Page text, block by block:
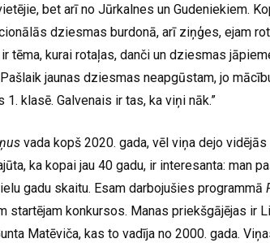
bet arī no Jūrkalnes un Gudeniekiem.
dziesmas burdonā, arī ziņģes, ejam
tēma, kurai rotaļas, danči un dziesmas
jaunas dziesmas neapgūstam, jo
1. klasē. Galvenais ir tas, ka viņi nāk.”
vada kopš 2020. gada, vēl viņa dejo
ka kopai jau 40 gadu, ir interesanta: man
gadu skaitu. Esam darbojušies programmā
startējam konkursos. Manas priekšgājējas ir
Matēviča, kas to vadīja no 2000. gada.